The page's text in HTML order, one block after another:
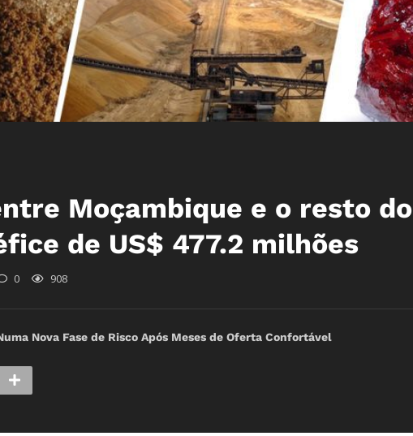
Moçambique e o resto do
de US$ 477.2 milhões
0 908
Nova Fase de Risco Após Meses de Oferta Confortável